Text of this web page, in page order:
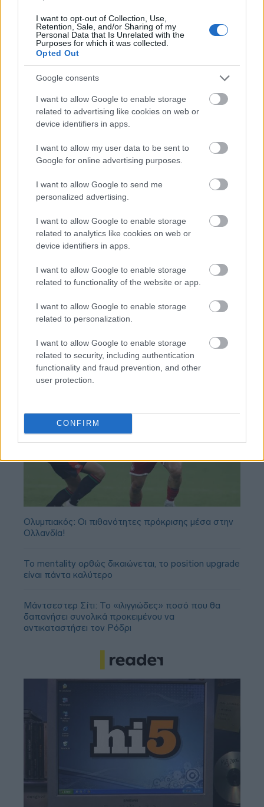
I want to opt-out of Collection, Use,
Retention, Sale, and/or Sharing of my
Personal Data that Is Unrelated with the
Purposes for which it was collected.
Opted Out
Google consents
I want to allow Google to enable storage
related to advertising like cookies on web or
device identifiers in apps.
I want to allow my user data to be sent to
Google for online advertising purposes.
I want to allow Google to send me
personalized advertising.
I want to allow Google to enable storage
related to analytics like cookies on web or
device identifiers in apps.
I want to allow Google to enable storage
related to functionality of the website or app.
I want to allow Google to enable storage
related to personalization.
I want to allow Google to enable storage
related to security, including authentication
functionality and fraud prevention, and other
user protection.
CONFIRM
Ο Τραμπ αναδημοσίευσε συνέντευξη του
Πλεύρη
Εξοικονομώ - Επιχειρώ: Παράταση έως τις 30
επιχειρήσεις
Μετά την επιτυχία των καθαρών οικοπέδων, ας
τολμήσουμε τα «καθαρά χωράφια» και
μεταρρύθμιση της γης στην Ελλάδα
TAGS: Νίκος Δένδιας
Υπουργείο Άμυνας
Ευρωπαϊκή Ένωση
Κύπρος
BEST OFINTERNET
Ολυμπιακός: Οι πιθανότητες πρόκρισης μέσα στην
Ολλανδία!
Το mentality ορθώς δικαιώνεται, το position upgrade
είναι πάντα καλύτερο
Μάντσεστερ Σίτι: Το «ιλιγγιώδες» ποσό που θα
δαπανήσει συνολικά προκειμένου να
αντικαταστήσει τον Ρόδρι